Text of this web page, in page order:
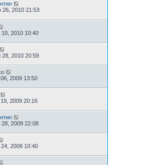
26, 2010 21:53
2010 10:40
28, 2010 20:59
06, 2009 13:50
2009 20:16
28, 2009 22:08
2008 10:40